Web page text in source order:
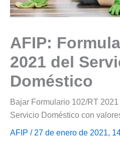
AFIP:
2021 del
Doméstico
Bajar Formulario 102/RT
Servicio Doméstico con
AFIP / 27 de enero de 2021,